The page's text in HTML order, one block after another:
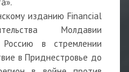
изданию Financial
Молдавии
Россию в стремлении
в Приднестровье до